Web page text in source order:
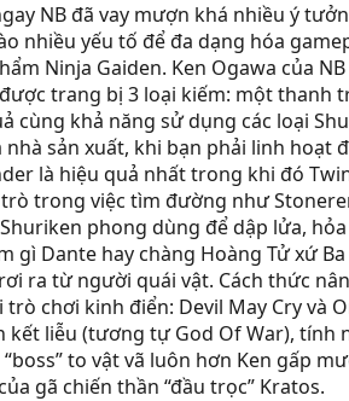
NB đã vay mượn khá nhiều ý
nhiều yếu tố để đa dạng hóa
Ninja Gaiden. Ken Ogawa của
trang bị 3 loại kiếm: một thanh
cùng khả năng sử dụng các loại
sản xuất, khi bạn phải linh
là hiệu quả nhất trong khi đó
trong việc tìm đường như
phong dùng để dập lửa,
Dante hay chàng Hoàng Tử xứ
ra từ người quái vật. Cách thức
chơi kinh điển: Devil May Cry và
liễu (tương tự God Of War), tính
to vật vã luôn hơn Ken gấp
gã chiến thần “đầu trọc” Kratos.